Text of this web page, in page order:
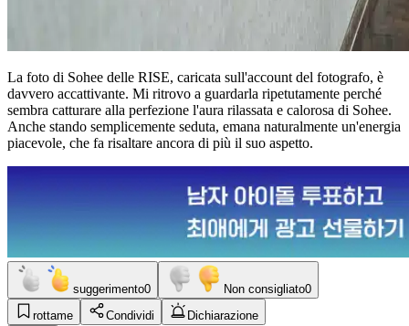
La foto di Sohee delle RISE, caricata sull'account del fotografo, è
davvero accattivante. Mi ritrovo a guardarla ripetutamente perché
sembra catturare alla perfezione l'aura rilassata e calorosa di Sohee.
Anche stando semplicemente seduta, emana naturalmente un'energia
piacevole, che fa risaltare ancora di più il suo aspetto.
suggerimento0 Non consigliato0
rottame
Condividi
Dichiarazione